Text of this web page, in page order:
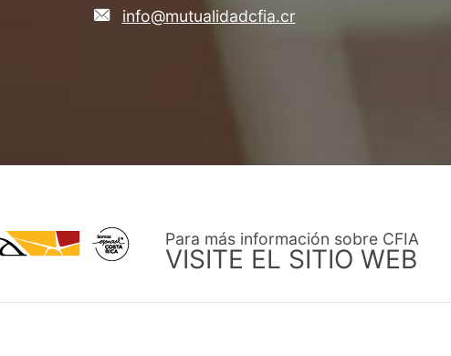
info@mutualidadcfia.cr
Para más información sobre CFIA
VISITE EL SITIO WEB